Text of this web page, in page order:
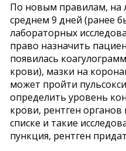
По новым правилам, на
среднем 9 дней (ранее
лабораторных
право назначить
появилась
крови), мазки на
может пройти
определить уровень
крови, рентген органов
списке и такие
пункция, рентген